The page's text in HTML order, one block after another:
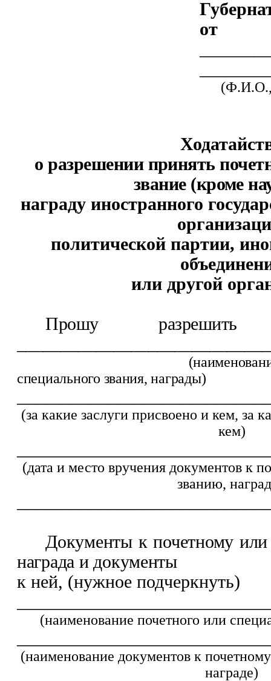
от
(Ф.И.О.,
о разрешении принять
звание (кроме
награду иностранного
политической партии,
или другой
Прошу
специального звания, награды)
(за какие заслуги присвоено и кем, за
кем)
(дата и место вручения документов к
званию,
Документы к почетному
награда и документы
к ней, (нужное подчеркнуть)
(наименование почетного или
(наименование документов к
награде)